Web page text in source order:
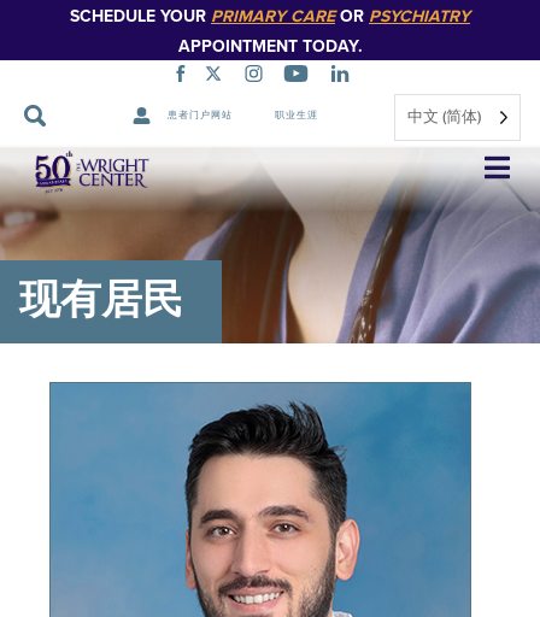
SCHEDULE YOUR PRIMARY CAREOR PSYCHIATRY
APPOINTMENT TODAY.
患者门户网站 职业生涯 中文 (简体)
跳
过
导
航
现有居民